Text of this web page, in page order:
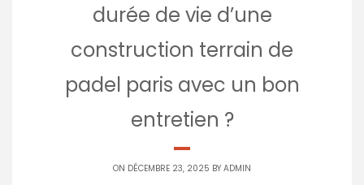
durée de vie d’une
construction terrain de
padel paris avec un bon
entretien ?
ON DÉCEMBRE 23, 2025 BY ADMIN